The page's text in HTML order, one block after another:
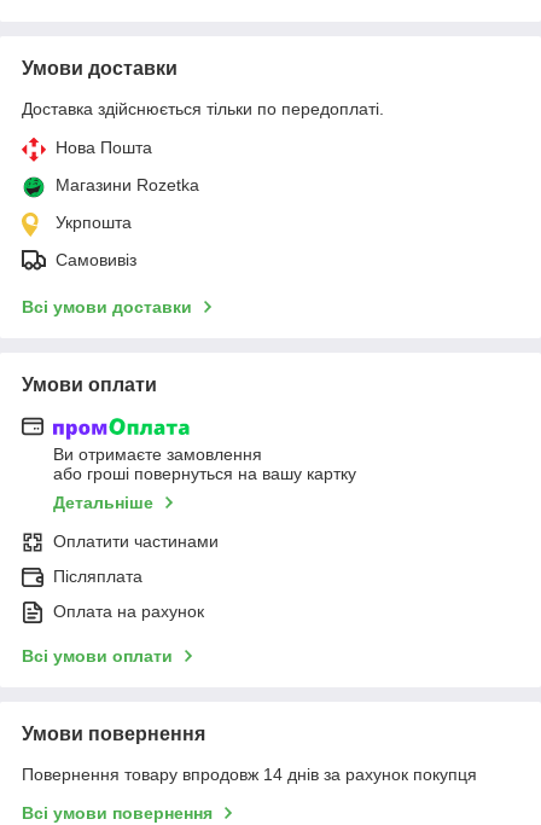
Умови доставки
Доставка здійснюється тільки по передоплаті.
Нова Пошта
Магазини Rozetka
Укрпошта
Самовивіз
Всі умови доставки
Умови оплати
Ви отримаєте замовлення
або гроші повернуться на вашу картку
Детальніше
Оплатити частинами
Післяплата
Оплата на рахунок
Всі умови оплати
Умови повернення
Повернення товару впродовж 14 днів за рахунок покупця
Всі умови повернення